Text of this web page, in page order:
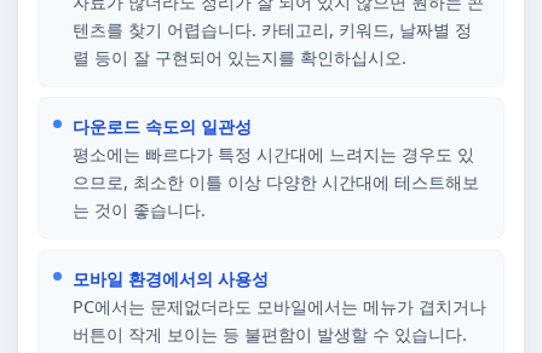
텐츠를 찾기 어렵습니다. 카테고리, 키워드, 날짜별 정
렬 등이 잘 구현되어 있는지를 확인하십시오.
다운로드 속도의 일관성
평소에는 빠르다가 특정 시간대에 느려지는 경우도 있
으므로, 최소한 이틀 이상 다양한 시간대에 테스트해보
는 것이 좋습니다.
모바일 환경에서의 사용성
PC에서는 문제없더라도 모바일에서는 메뉴가 겹치거나
버튼이 작게 보이는 등 불편함이 발생할 수 있습니다.